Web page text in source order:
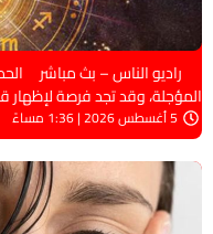
راديو الناس – بث مباشر
المؤجلة، وقد تجد فرصة لإظهار
5 أغسطس 2026 | 1:36 مساءً